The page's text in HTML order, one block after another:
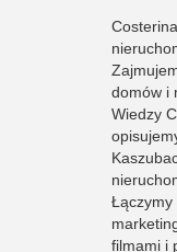
domów i
Wiedzy
Łączymy
filmami i